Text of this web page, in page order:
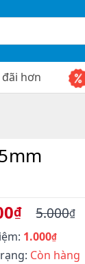
hơn
5.000₫
₫
1.000₫
Còn hàng